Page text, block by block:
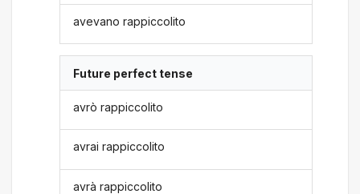
avevano rappiccolito
Future perfect tense
avrò rappiccolito
avrai rappiccolito
avrà rappiccolito